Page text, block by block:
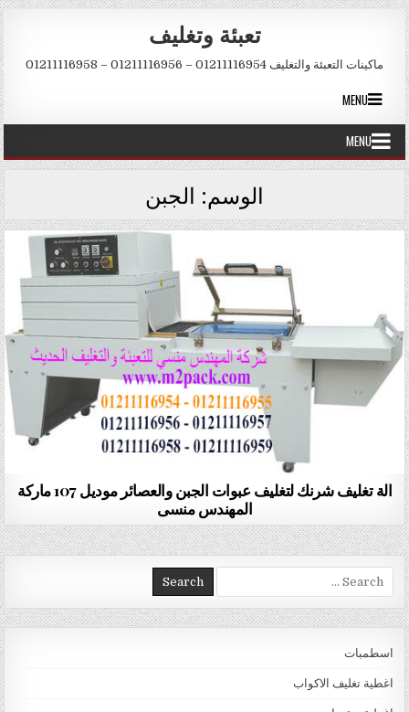
Skip to content
تعبئة وتغليف
ماكينات التعبئة والتغليف 01211116954 – 01211116956 – 01211116958
MENU
MENU
الوسم: الجبن
الة تغليف شرنك لتغليف عبوات الجبن والعصائر موديل 107 ماركة
المهندس منسى
Search for:
اسطمبات
اغطية تغليف الاكواب